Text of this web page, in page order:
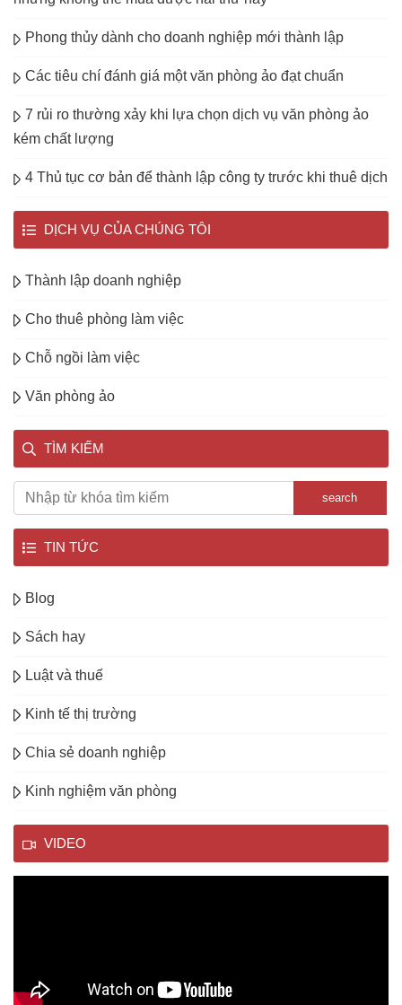
Phong thủy dành cho doanh nghiệp mới thành lập
Các tiêu chí đánh giá một văn phòng ảo đạt chuẩn
7 rủi ro thường xảy khi lựa chọn dịch vụ văn phòng ảo
kém chất lượng
4 Thủ tục cơ bản để thành lập công ty trước khi thuê dịch
DỊCH VỤ CỦA CHÚNG TÔI
Thành lập doanh nghiệp
Cho thuê phòng làm việc
Chỗ ngồi làm việc
Văn phòng ảo
TÌM KIẾM
search
TIN TỨC
Blog
Sách hay
Luật và thuế
Kinh tế thị trường
Chia sẻ doanh nghiệp
Kinh nghiệm văn phòng
VIDEO